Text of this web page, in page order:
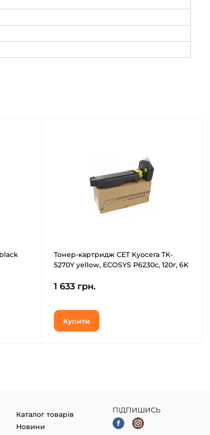
Тонер-картридж CET Kyocera TK-
5270Y yellow, ECOSYS P6230c, 120г, 6K
1 633 грн.
Купити
Каталог товарів
Новини
ПІДПИШИСЬ